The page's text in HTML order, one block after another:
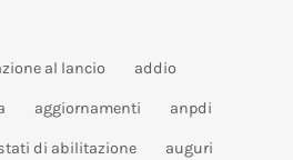
al lancio addio
aggiornamenti anpdi
di abilitazione auguri